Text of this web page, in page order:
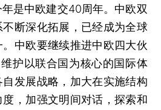
中欧建交40周年。中欧双
断深化拓展，已经成为全球
中欧要继续推进中欧四大伙
护以联合国为核心的国际体
发展战略，加大在实施结构
，加强文明间对话，探索和